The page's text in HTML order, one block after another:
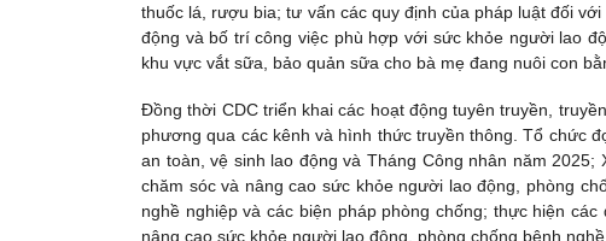
thuốc lá, rượu bia; tư vấn các quy định của pháp luật đối
động và bố trí công việc phù hợp với sức khỏe người lao
khu vực vắt sữa, bảo quản sữa cho bà mẹ đang nuôi con
Đồng thời CDC triển khai các hoạt động tuyên truyền,
phương qua các kênh và hình thức truyền thông. Tổ chức
an toàn, vệ sinh lao động và Tháng Công nhân năm
chăm sóc và nâng cao sức khỏe người lao động, phòng
nghề nghiệp và các biện pháp phòng chống; thực hiện
nâng cao sức khỏe người lao động, phòng chống bệnh